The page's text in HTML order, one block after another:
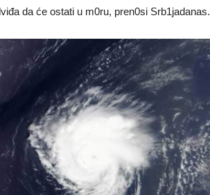
da će ostati u m0ru, pren0si Srb1jadanas.